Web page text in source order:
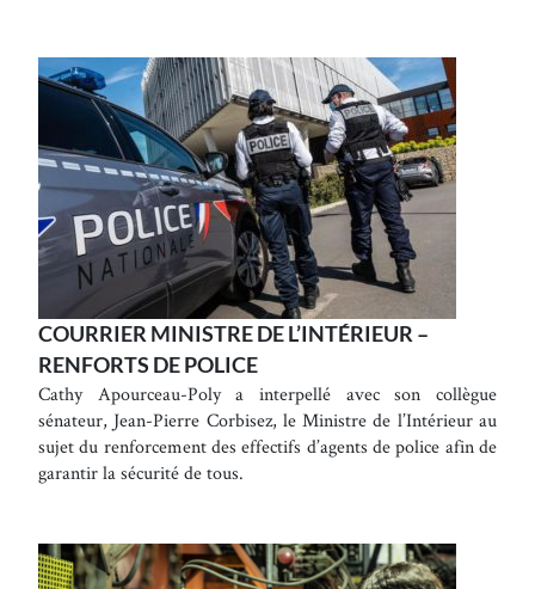
COURRIER MINISTRE DE L’INTÉRIEUR –
RENFORTS DE POLICE
Cathy Apourceau-Poly a interpellé avec son collègue
sénateur, Jean-Pierre Corbisez, le Ministre de l’Intérieur au
sujet du renforcement des effectifs d’agents de police afin de
garantir la sécurité de tous.